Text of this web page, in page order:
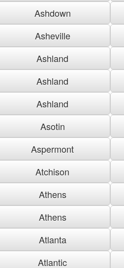
Ashdown
Asheville
Ashland
Ashland
Ashland
Asotin
Aspermont
Atchison
Athens
Athens
Atlanta
Atlantic